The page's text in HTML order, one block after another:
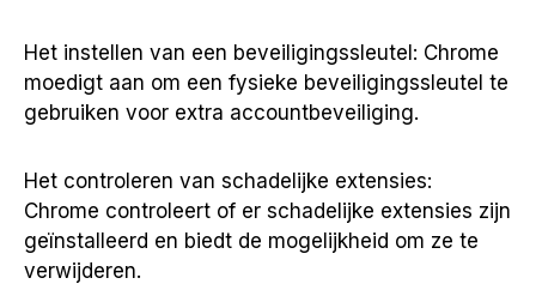
Het instellen van een beveiligingssleutel: Chrome
moedigt aan om een fysieke beveiligingssleutel te
gebruiken voor extra accountbeveiliging.
Het controleren van schadelijke extensies:
Chrome controleert of er schadelijke extensies zijn
geïnstalleerd en biedt de mogelijkheid om ze te
verwijderen.